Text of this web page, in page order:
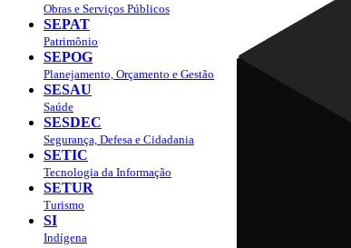
Obras e Serviços Públicos
SEPAT
Patrimônio
SEPOG
Planejamento, Orçamento e Gestão
SESAU
Saúde
SESDEC
Segurança, Defesa e Cidadania
SETIC
Tecnologia da Informação
SETUR
Turismo
SI
Indígena